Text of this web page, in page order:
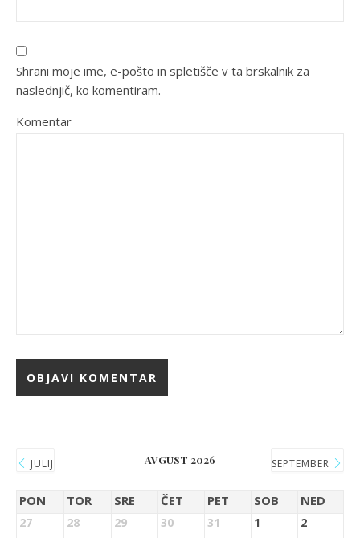
Shrani moje ime, e-pošto in spletišče v ta brskalnik za
naslednjič, ko komentiram.
Komentar
JULIJ AVGUST 2026 SEPTEMBER
PON TOR SRE ČET PET SOB NED
27 28 29 30 31 1 2